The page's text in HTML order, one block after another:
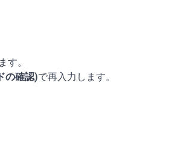
す。
の確認)で再入力します。